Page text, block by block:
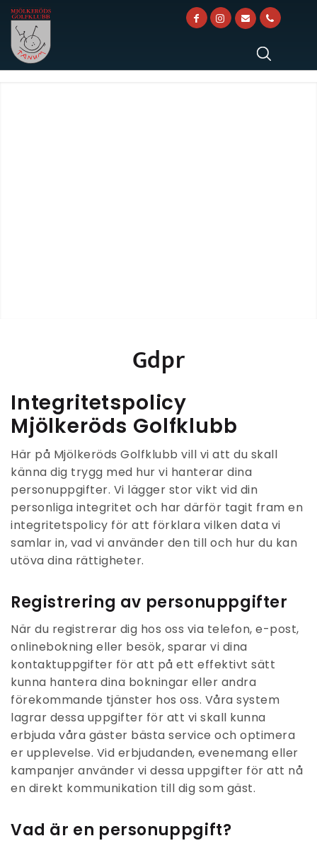
Gdpr
Integritetspolicy
Mjölkeröds Golfklubb
Här på Mjölkeröds Golfklubb vill vi att du skall
känna dig trygg med hur vi hanterar dina
personuppgifter. Vi lägger stor vikt vid din
personliga integritet och har därför tagit fram en
integritetspolicy för att förklara vilken data vi
samlar in, vad vi använder den till och hur du kan
utöva dina rättigheter.
Registrering av personuppgifter
När du registrerar dig hos oss via telefon, e-post,
onlinebokning eller besök, sparar vi dina
kontaktuppgifter för att på ett effektivt sätt
kunna hantera dina bokningar eller andra
förekommande tjänster hos oss. Våra system
lagrar dessa uppgifter för att vi skall kunna
erbjuda våra gäster bästa service och optimera
er upplevelse. Vid erbjudanden, evenemang eller
kampanjer använder vi dessa uppgifter för att nå
en direkt kommunikation till dig som gäst.
Vad är en personuppgift?